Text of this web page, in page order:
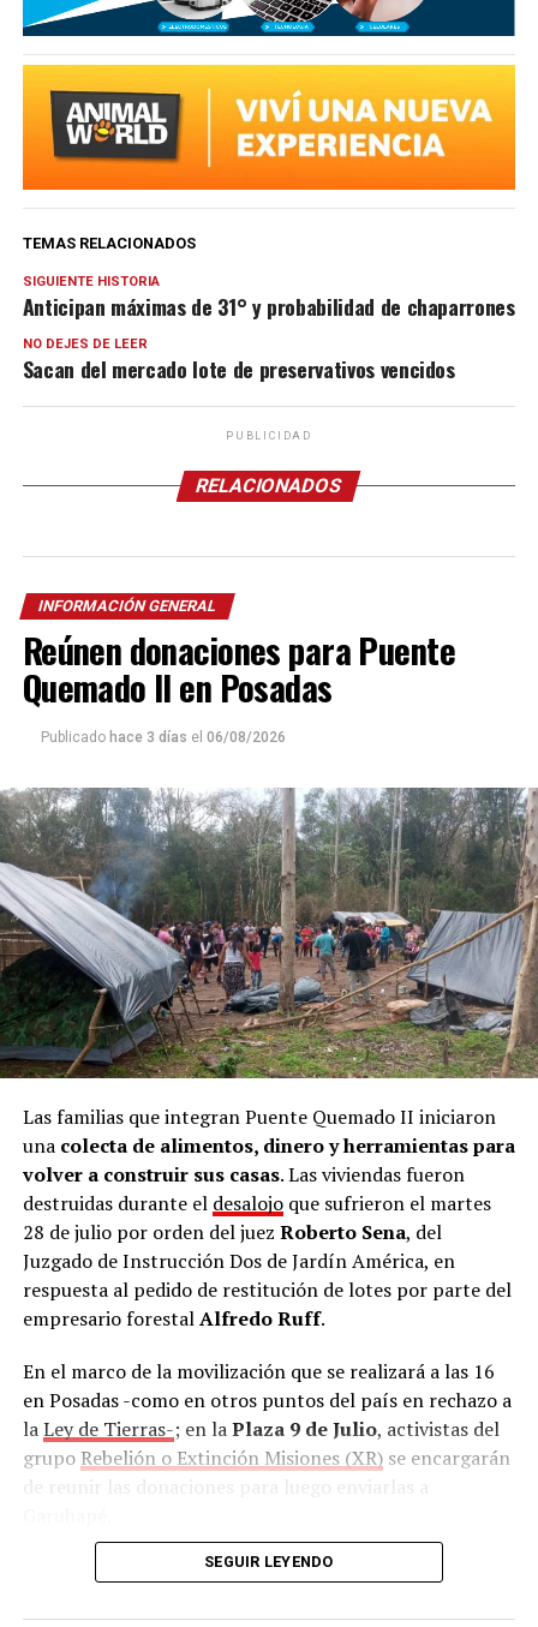
TEMAS RELACIONADOS
SIGUIENTE HISTORIA
Anticipan máximas de 31° y probabilidad de chaparrones
NO DEJES DE LEER
Sacan del mercado lote de preservativos vencidos
PUBLICIDAD
RELACIONADOS
INFORMACIÓN GENERAL
Reúnen donaciones para Puente
Quemado II en Posadas
Publicado hace 3 días el 06/08/2026
Las familias que integran Puente Quemado II iniciaron
unacolecta de alimentos, dinero y herramientas para
volver a construir sus casas. Las viviendas fueron
destruidas durante el desalojoque sufrieron el martes
28 de julio por orden del juez Roberto Sena, del
Juzgado de Instrucción Dos de Jardín América, en
respuesta al pedido de restitución de lotes por parte del
empresario forestalAlfredo Ruff.
En el marco de la movilización que se realizará a las 16
en Posadas -como en otros puntos del país en rechazo a
laLey de Tierras-; en laPlaza 9 de Julio, activistas del
grupo Rebelión o Extinción Misiones (XR)se encargarán
de reunir las donaciones para luego enviarlas a
Además, la Asociación Trabajadores del Estado (ATE),
SEGUIR LEYENDO